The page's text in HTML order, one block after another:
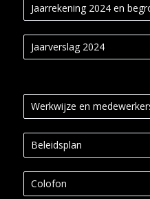
Jaarrekening 2024 en
Jaarverslag 2024
Werkwijze en
Beleidsplan
Colofon